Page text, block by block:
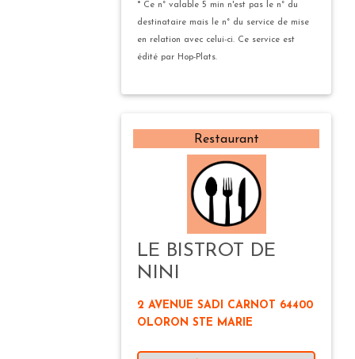
* Ce n° valable 5 min n'est pas le n° du
destinataire mais le n° du service de mise
en relation avec celui-ci. Ce service est
édité par Hop-Plats.
Restaurant
LE BISTROT DE
NINI
2 AVENUE SADI CARNOT 64400
OLORON STE MARIE